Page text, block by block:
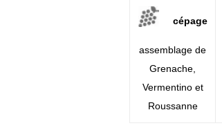
cépage
assemblage de
Grenache,
Vermentino et
Roussanne